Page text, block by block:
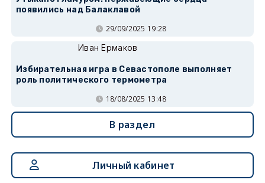
появились над Балаклавой
29/09/2025 19:28
Иван Ермаков
Избирательная игра в Севастополе выполняет
роль политического термометра
18/08/2025 13:48
В раздел
Личный кабинет